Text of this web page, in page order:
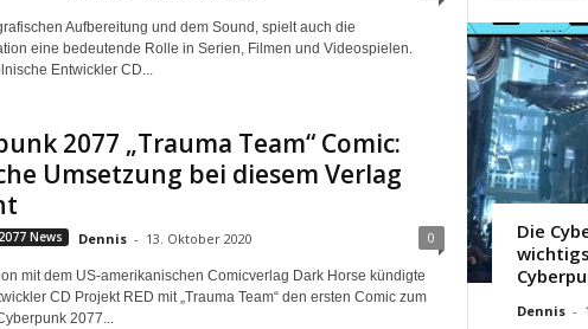
Aufbereitung und dem Sound, spielt auch die
eine bedeutende Rolle in Serien, Filmen und Videospielen.
Entwickler CD...
2077 „Trauma Team“ Comic:
Umsetzung bei diesem Verlag
News Dennis - 13. Oktober 2020 0
mit dem US-amerikanischen Comicverlag Dark Horse kündigte
CD Projekt RED mit „Trauma Team“ den ersten Comic zum
2077...
Die
Dennis -